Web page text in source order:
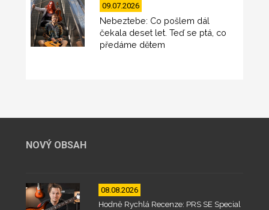
09.07.2026
Nebeztebe: Co pošlem dál
čekala deset let. Teď se ptá, co
předáme dětem
NOVÝ OBSAH
08.08.2026
Hodně Rychlá Recenze: PRS SE Special